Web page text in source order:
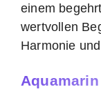
einem
wertvollen
Harmonie